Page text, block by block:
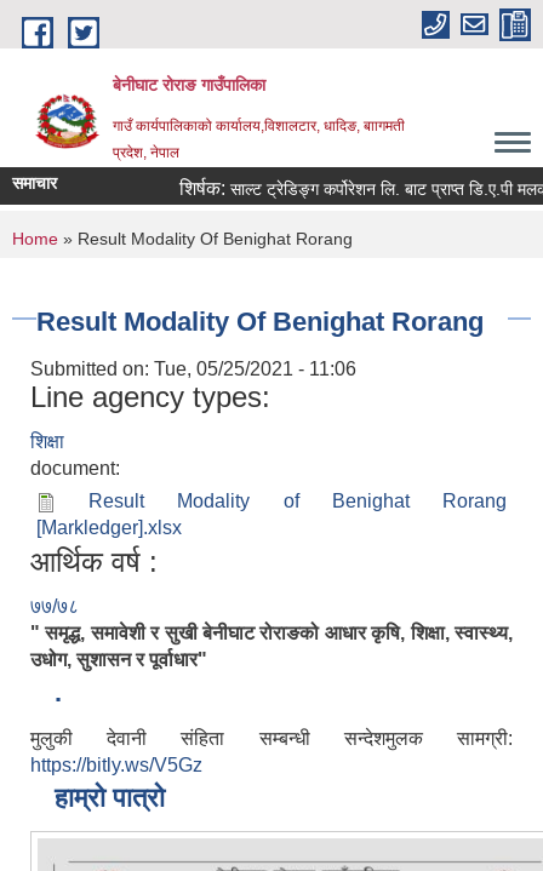
Skip to main content
बेनीघाट रोराङ गाउँपालिका
गाउँ कार्यपालिकाको कार्यालय,विशालटार, धादिङ, बाागमती
प्रदेश, नेपाल
समाचार शिर्षक:साल्ट ट्रेडिङ्ग कर्पोरेशन लि. बाट प्राप्त डि.ए.पी मलको
You are here
Home » Result Modality Of Benighat Rorang
Result Modality Of Benighat Rorang
Submitted on: Tue, 05/25/2021 - 11:06
Line agency types:
शिक्षा
document:
Result Modality of Benighat Rorang
[Markledger].xlsx
आर्थिक वर्ष :
७७/७८
" समृद्ध, समावेशी र सुखी बेनीघाट रोराङको आधार कृषि, शिक्षा, स्वास्थ्य,
उधोग, सुशासन र पूर्वाधार"
.
मुलुकी देवानी संहिता सम्बन्धी सन्देशमुलक सामग्री:
https://bitly.ws/V5Gz
हाम्रो पात्रो